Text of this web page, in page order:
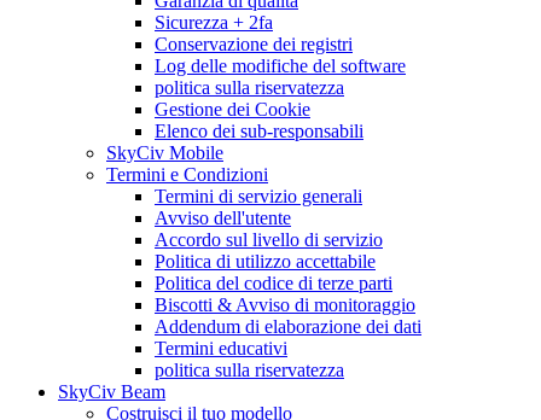
Sicurezza + 2fa
Conservazione dei registri
Log delle modifiche del software
politica sulla riservatezza
Gestione dei Cookie
Elenco dei sub-responsabili
SkyCiv Mobile
Termini e Condizioni
Termini di servizio generali
Avviso dell'utente
Accordo sul livello di servizio
Politica di utilizzo accettabile
Politica del codice di terze parti
Biscotti & Avviso di monitoraggio
Addendum di elaborazione dei dati
Termini educativi
politica sulla riservatezza
SkyCiv Beam
Costruisci il tuo modello